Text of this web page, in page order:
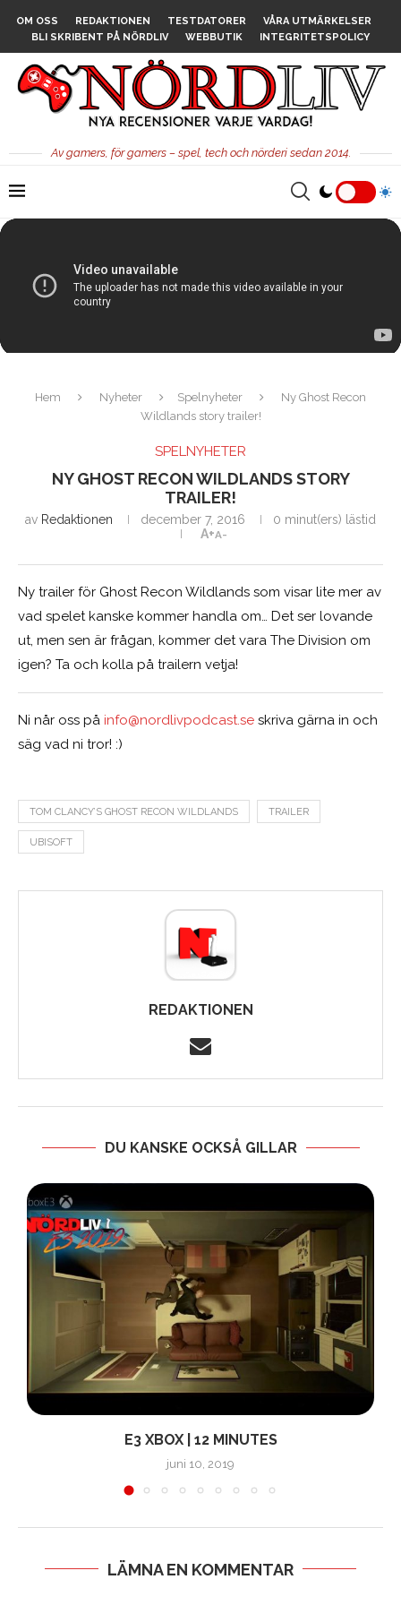
OM OSS REDAKTIONEN TESTDATORER
VÅRA UTMÄRKELSER
BLI SKRIBENT PÅ NÖRDLIV
WEBBUTIK INTEGRITETSPOLICY
Av gamers, för gamers – spel, tech och nörderi sedan 2014.
Hem Nyheter Spelnyheter
Ny Ghost Recon
Wildlands story trailer!
SPELNYHETER
NY GHOST RECON WILDLANDS STORY
TRAILER!
av Redaktionen december 7, 2016
0 minut(ers) lästid
A+A-
Ny trailer för Ghost Recon Wildlands som visar lite mer av
vad spelet kanske kommer handla om… Det ser lovande
ut, men sen är frågan, kommer det vara The Division om
igen? Ta och kolla på trailern vetja!
Ni når oss på info@nordlivpodcast.se skriva gärna in och
säg vad ni tror! :)
TOM CLANCY’S GHOST RECON WILDLANDS TRAILER
UBISOFT
REDAKTIONEN
DU KANSKE OCKSÅ GILLAR
E3 XBOX | 12 MINUTES
juni 10, 2019
LÄMNA EN KOMMENTAR